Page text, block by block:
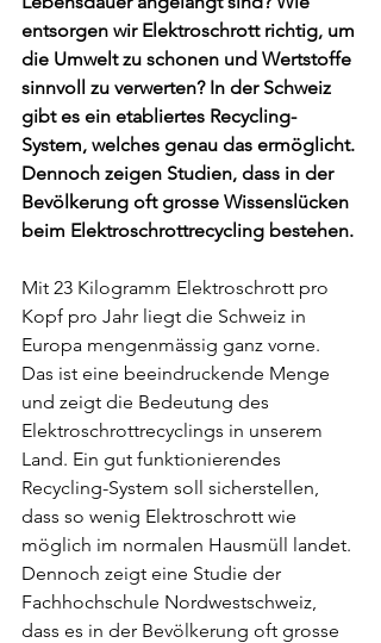
entsorgen wir Elektroschrott richtig, um
die Umwelt zu schonen und Wertstoffe
sinnvoll zu verwerten? In der Schweiz
gibt es ein etabliertes Recycling-
System, welches genau das ermöglicht.
Dennoch zeigen Studien, dass in der
Bevölkerung oft grosse Wissenslücken
beim Elektroschrottrecycling bestehen.
Mit 23 Kilogramm Elektroschrott pro
Kopf pro Jahr liegt die Schweiz in
Europa mengenmässig ganz vorne.
Das ist eine beeindruckende Menge
und zeigt die Bedeutung des
Elektroschrottrecyclings in unserem
Land. Ein gut funktionierendes
Recycling-System soll sicherstellen,
dass so wenig Elektroschrott wie
möglich im normalen Hausmüll landet.
Dennoch zeigt eine Studie der
Fachhochschule Nordwestschweiz,
dass es in der Bevölkerung oft grosse